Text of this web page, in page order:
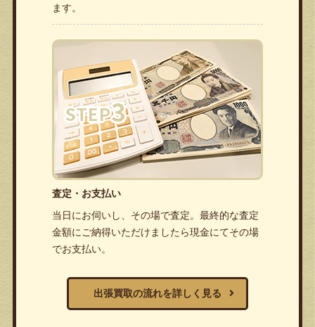
ます。
査定・お支払い
当日にお伺いし、その場で査定。最終的な査定
金額にご納得いただけましたら現金にてその場
でお支払い。
出張買取の流れを詳しく見る